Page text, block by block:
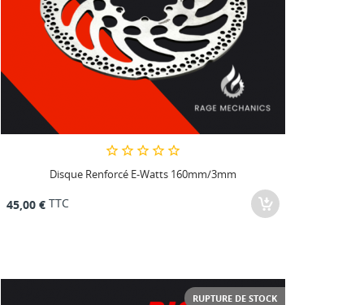
Disque Renforcé E-Watts 160mm/3mm
45,00 € TTC
RUPTURE DE STOCK